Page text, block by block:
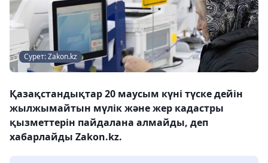
Сурет: Zakon.kz
Қазақстандықтар 20 маусым күні түске дейін
жылжымайтын мүлік және жер кадастры
қызметтерін пайдалана алмайды, деп
хабарлайды Zakon.kz.